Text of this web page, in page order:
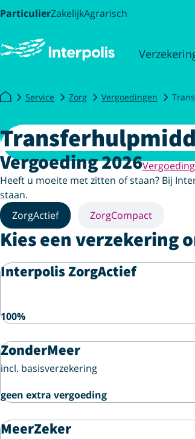
ParticulierZakelijkAgrarisch
Service Zorg Vergoedingen
Vergoeding 2026
Heeft u moeite met zitten of staan? Bij
staan.
ZorgActief
ZorgCompact
Kies een verzekering
Interpolis ZorgActief
100%
ZonderMeer
incl. basisverzekering
geen extra vergoeding
MeerZeker